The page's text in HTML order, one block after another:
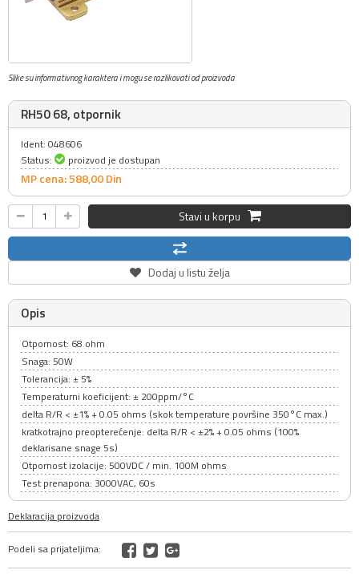
Slike su informativnog karaktera i mogu se razlikovati od proizvoda
RH50 68, otpornik
Ident: 048606
Status:
proizvod je dostupan
MP cena: 588,00Din
Stavi u korpu
Dodaj u listu želja
Opis
Otpornost: 68 ohm
Snaga: 50W
Tolerancija: ± 5%
Temperaturni koeficijent: ± 200ppm/°C
delta R/R < ±1% + 0.05 ohms (skok temperature površine 350°C max.)
kratkotrajno preopterećenje: delta R/R < ±2% + 0.05 ohms (100%
deklarisane snage 5s)
Otpornost izolacije: 500VDC / min. 100M ohms
Test prenapona: 3000VAC, 60s
Deklaracija proizvoda
Podeli sa prijateljima: